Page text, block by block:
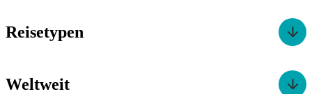
Reisetypen
Weltweit